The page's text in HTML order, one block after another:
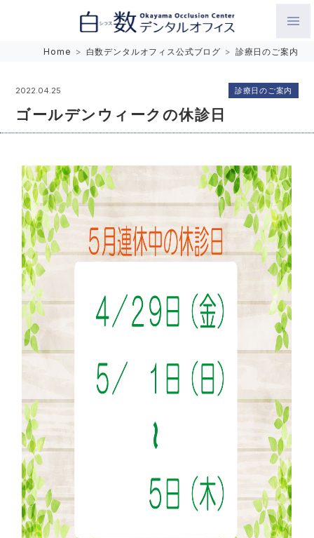
Home > 白数デンタルオフィス公式ブログ > 診療日のご案内
2022.04.25
ゴールデンウィークの休診日
診療日のご案内